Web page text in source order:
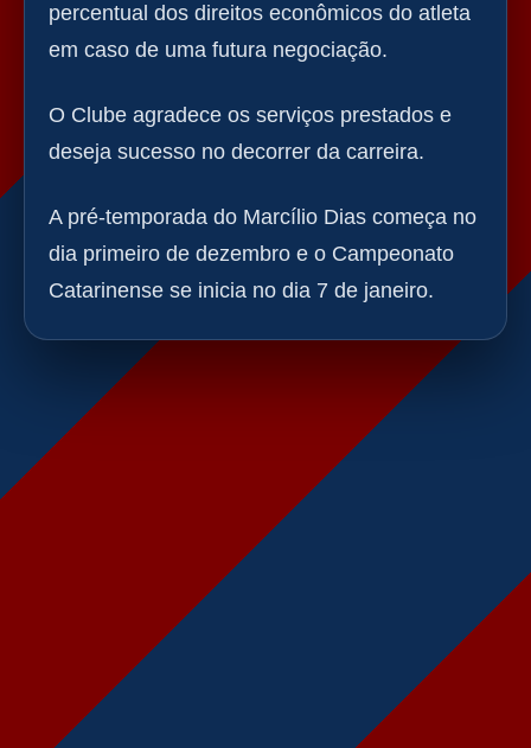
percentual dos direitos econômicos do atleta
em caso de uma futura negociação.
O Clube agradece os serviços prestados e
deseja sucesso no decorrer da carreira.
A pré-temporada do Marcílio Dias começa no
dia primeiro de dezembro e o Campeonato
Catarinense se inicia no dia 7 de janeiro.